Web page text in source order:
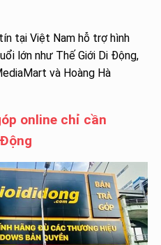
tại Việt Nam hỗ trợ hình
lớn như Thế Giới Di Động,
và Hoàng Hà
online chỉ cần